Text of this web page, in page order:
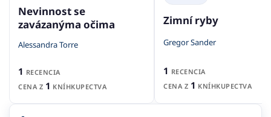
Nevinnost se
zavázanýma očima
Alessandra Torre
1 RECENCIA
CENA Z 1 KNÍHKUPECTVA
Zimní ryby
Gregor Sander
1 RECENCIA
CENA Z 1 KNÍHKUPECTVA